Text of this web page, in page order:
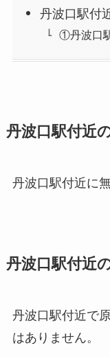
丹波口駅付
①丹波口
丹波口駅付近
丹波口駅付近に
丹波口駅付近
丹波口駅付近で
はありません。